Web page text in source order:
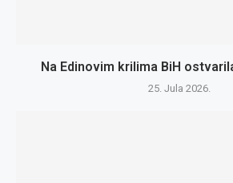
Na Edinovim krilima BiH
25. Jula 2026.